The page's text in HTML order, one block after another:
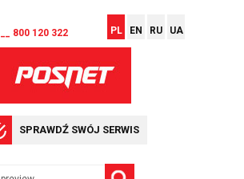
__ 800 120 322 PL EN RU UA
SPRAWDŹ SWÓJ SERWIS